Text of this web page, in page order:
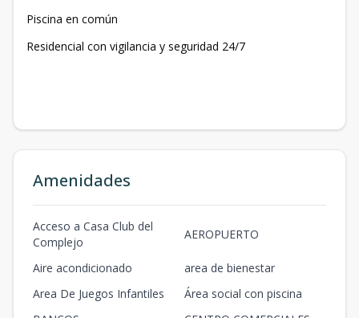
Piscina en común
Residencial con vigilancia y seguridad 24/7
Amenidades
Acceso a Casa Club del
Complejo
AEROPUERTO
Aire acondicionado
area de bienestar
Area De Juegos Infantiles
Área social con piscina